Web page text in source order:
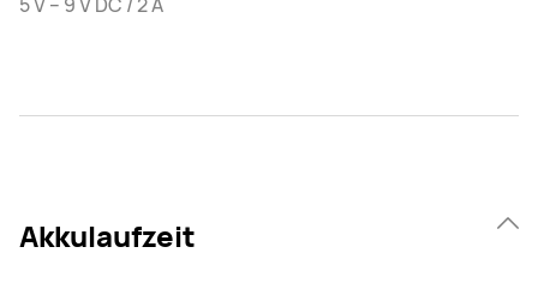
Akkulaufzeit